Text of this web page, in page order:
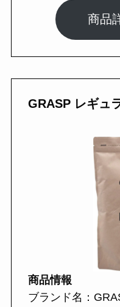
商品
GRASP レギュ
商品情報
ブランド名：